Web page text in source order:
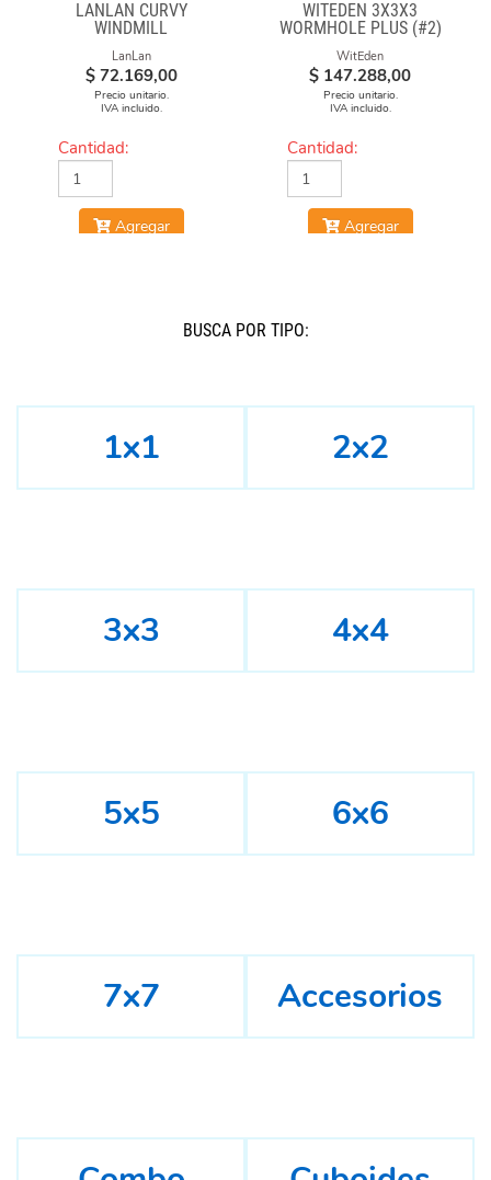
LANLAN CURVY
WINDMILL
LanLan
$ 72.169,00
Precio unitario.
IVA incluido.
Cantidad:
Agregar
WITEDEN 3X3X3
WORMHOLE PLUS (#2)
WitEden
$ 147.288,00
Precio unitario.
IVA incluido.
Cantidad:
Agregar
BUSCÁ POR TIPO:
1x1 2x2
3x3 4x4
5x5 6x6
7x7 Accesorios